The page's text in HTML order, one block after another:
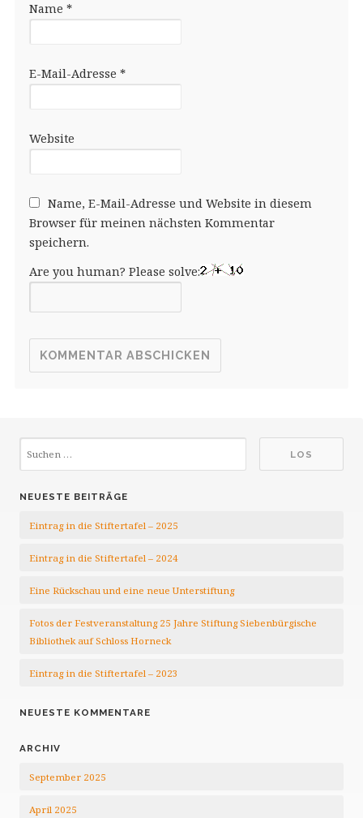
Name *
E-Mail-Adresse *
Website
Name, E-Mail-Adresse und Website in diesem
Browser für meinen nächsten Kommentar
speichern.
Are you human? Please solve:
NEUESTE BEITRÄGE
Eintrag in die Stiftertafel – 2025
Eintrag in die Stiftertafel – 2024
Eine Rückschau und eine neue Unterstiftung
Fotos der Festveranstaltung 25 Jahre Stiftung Siebenbürgische
Bibliothek auf Schloss Horneck
Eintrag in die Stiftertafel – 2023
NEUESTE KOMMENTARE
ARCHIV
September 2025
April 2025